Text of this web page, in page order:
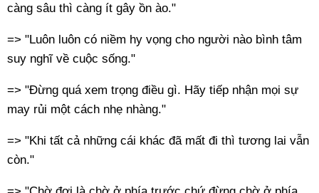
càng sâu thì càng ít gây ồn ào."
=> "Luôn luôn có niềm hy vọng cho người nào bình tâm
suy nghĩ về cuộc sống."
=> "Đừng quá xem trọng điều gì. Hãy tiếp nhận mọi sự
may rủi một cách nhẹ nhàng."
=> "Khi tất cả những cái khác đã mất đi thì tương lai vẫn
còn."